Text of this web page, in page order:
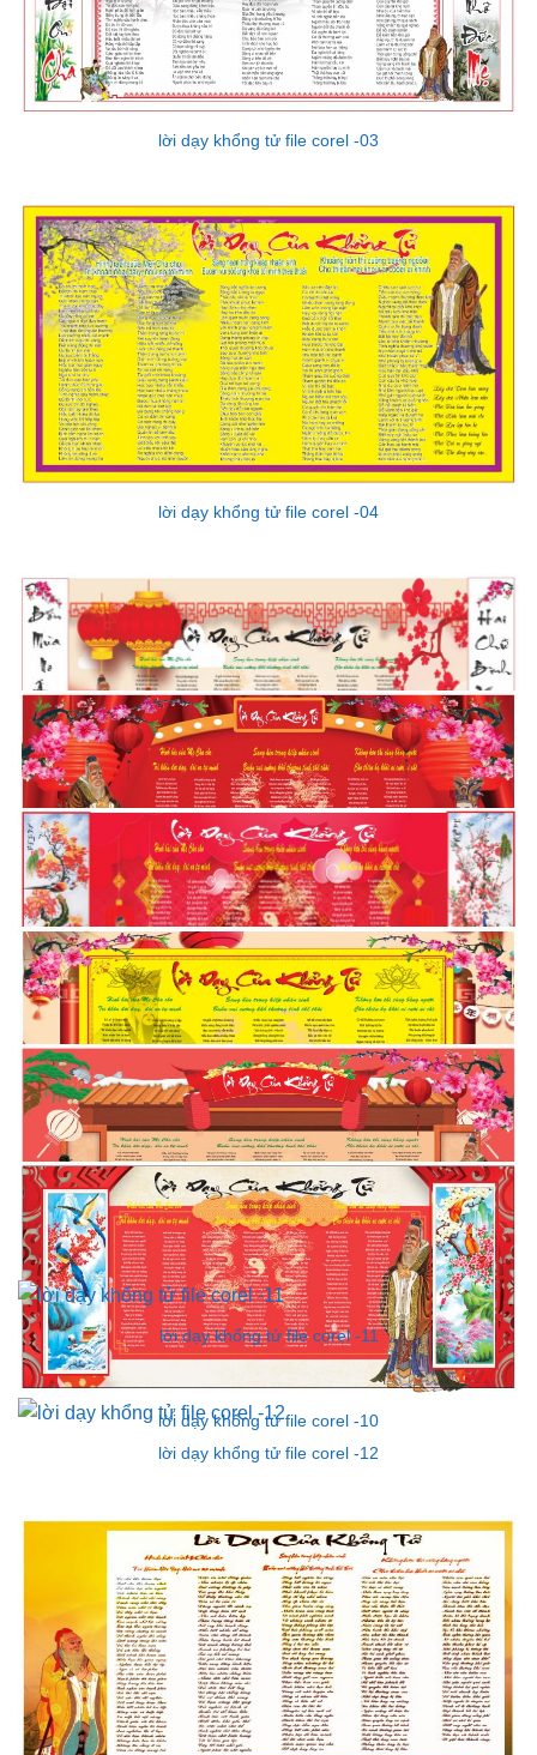
lời dạy khổng tử file corel -03
lời dạy khổng tử file corel -04
lời dạy khổng tử file corel -05
lời dạy khổng tử file corel -06
lời dạy khổng tử file corel -07
lời dạy khổng tử file corel -08
lời dạy khổng tử file corel -09
lời dạy khổng tử file corel -10
lời dạy khổng tử file corel -11
lời dạy khổng tử file corel -12